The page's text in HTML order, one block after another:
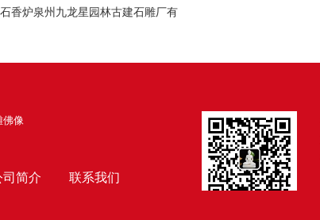
香炉泉州九龙星园林古建石雕厂有
佛像
司简介 联系我们